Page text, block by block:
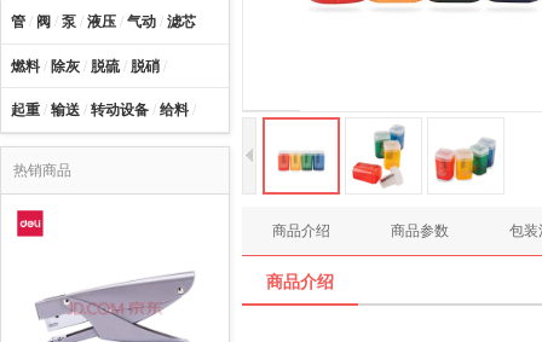
管 / 阀 / 泵 / 液压 / 气动 / 滤芯
燃料 / 除灰 / 脱硫/ 脱硝 /
起重 / 输送 / 转动设备 / 给料 /
热销商品
商品介绍 商品参数 包装
商品介绍